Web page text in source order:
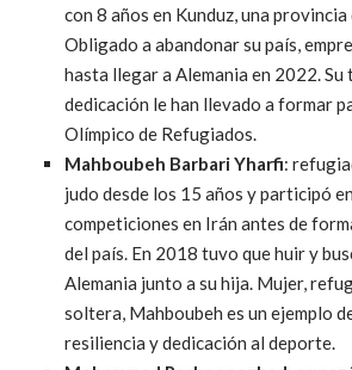
con 8 años en Kunduz, una provincia
Obligado a abandonar su país,
hasta llegar a Alemania en 2022. Su
dedicación le han llevado a formar
Olímpico de Refugiados.
Mahboubeh Barbari Yharfi:
judo desde los 15 años y participó
competiciones en Irán antes de
del país. En 2018 tuvo que huir y
Alemania junto a su hija. Mujer,
soltera, Mahboubeh es un ejemplo
resiliencia y dedicación al deporte.